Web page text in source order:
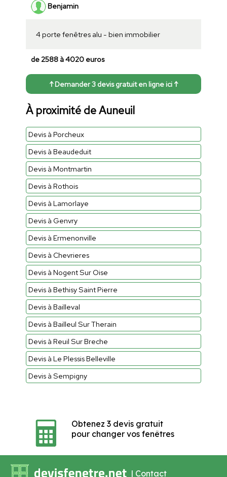
Benjamin
4 porte fenêtres alu - bien immobilier
de 2588 à 4020 euros
↑ Demander 3 devis gratuit en ligne ici ↑
À proximité de Auneuil
Devis à Porcheux
Devis à Beaudeduit
Devis à Montmartin
Devis à Rothois
Devis à Lamorlaye
Devis à Genvry
Devis à Ermenonville
Devis à Chevrieres
Devis à Nogent Sur Oise
Devis à Bethisy Saint Pierre
Devis à Bailleval
Devis à Bailleul Sur Therain
Devis à Reuil Sur Breche
Devis à Le Plessis Belleville
Devis à Sempigny
Obtenez 3 devis gratuit
pour changer vos fenêtres
| Contact